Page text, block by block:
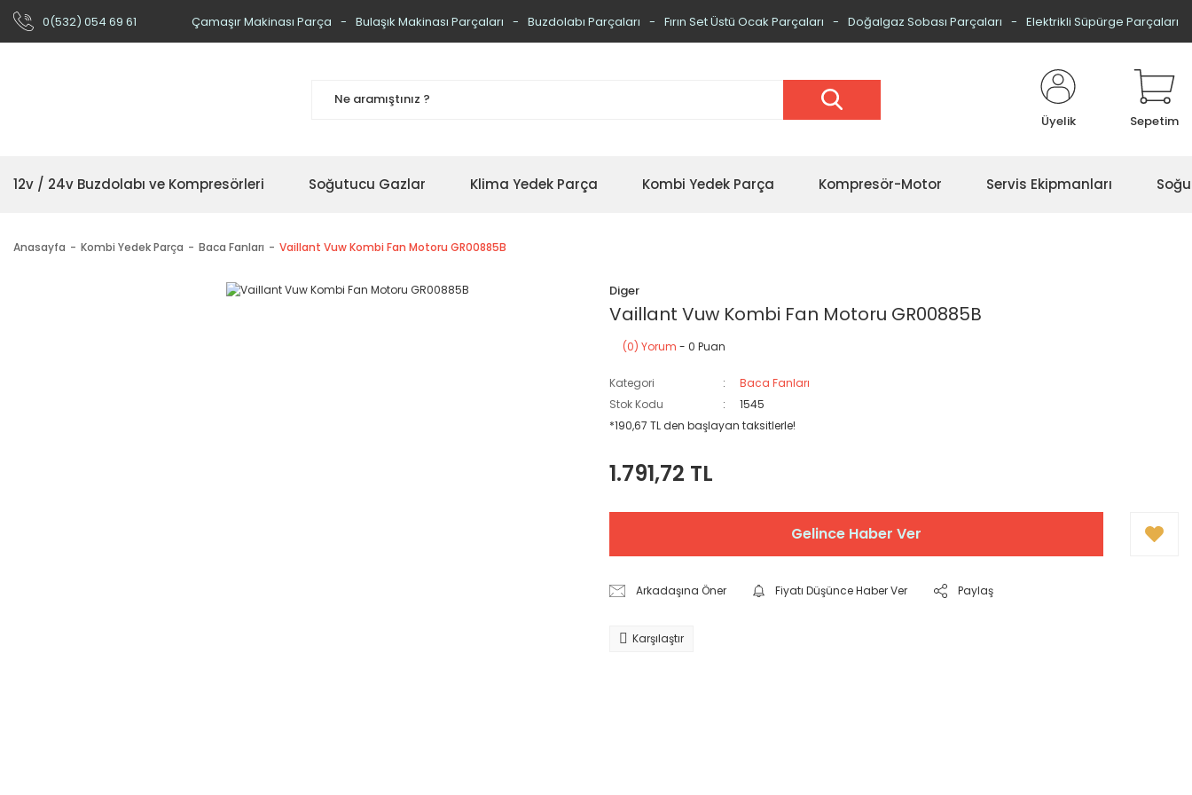
0(532) 054 69 61 Çamaşır Makinası Parça Bulaşık Makinası Parçaları Buzdolabı Parçaları Fırın Set Üstü Ocak Parçaları Doğalgaz Sobası Parçaları Elektrikli Süpürge Parçaları
Üyelik Sepetim
12v / 24v Buzdolabı ve Kompresörleri Soğutucu Gazlar Klima Yedek Parça Kombi Yedek Parça Kompresör-Motor Servis Ekipmanları
Anasayfa Kombi Yedek Parça Baca Fanları Vaillant Vuw Kombi Fan Motoru GR00885B
Diger
Vaillant Vuw Kombi Fan Motoru GR00885B
(0) Yorum - 0 Puan
Kategori
Baca Fanları
Stok Kodu
1545
*190,67 TL den başlayan taksitlerle!
1.791,72 TL
Gelince Haber Ver
Arkadaşına Öner Fiyatı Düşünce Haber Ver Paylaş
Karşılaştır